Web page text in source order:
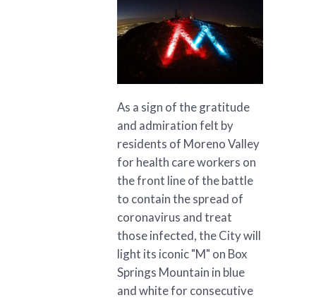
As a sign of the gratitude
and admiration felt by
residents of Moreno Valley
for health care workers on
the front line of the battle
to contain the spread of
coronavirus and treat
those infected, the City will
light its iconic "M" on Box
Springs Mountain in blue
and white for consecutive